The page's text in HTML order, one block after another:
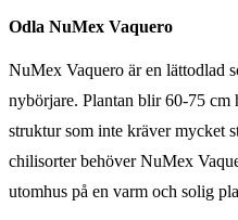
Odla NuMex Vaquero
NuMex Vaquero är en lättodlad
nybörjare. Plantan blir 60-75 cm
struktur som inte kräver mycket
chilisorter behöver NuMex
utomhus på en varm och solig